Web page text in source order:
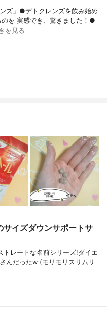
ズ」●デトクレンズを飲み始め
を 実感でき、驚きました！●
を見る
イズダウンサポートサ
レートな名前シリーズ!ダイエ
んだったw (モリモリスリムリ